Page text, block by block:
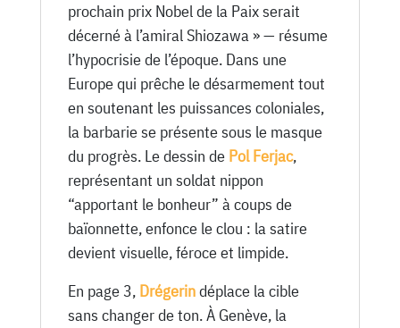
prochain prix Nobel de la Paix serait
décerné à l’amiral Shiozawa » — résume
l’hypocrisie de l’époque. Dans une
Europe qui prêche le désarmement tout
en soutenant les puissances coloniales,
la barbarie se présente sous le masque
du progrès. Le dessin de Pol Ferjac,
représentant un soldat nippon
“apportant le bonheur” à coups de
baïonnette, enfonce le clou : la satire
devient visuelle, féroce et limpide.
En page 3, Drégerindéplace la cible
sans changer de ton. À Genève, la